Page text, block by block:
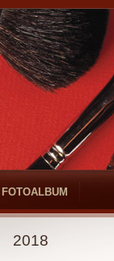
FOTOALBUM
2018